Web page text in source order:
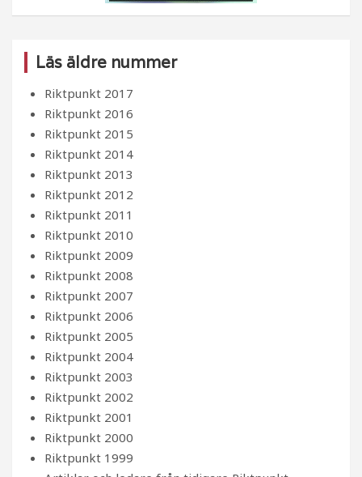
Läs äldre nummer
Riktpunkt 2017
Riktpunkt 2016
Riktpunkt 2015
Riktpunkt 2014
Riktpunkt 2013
Riktpunkt 2012
Riktpunkt 2011
Riktpunkt 2010
Riktpunkt 2009
Riktpunkt 2008
Riktpunkt 2007
Riktpunkt 2006
Riktpunkt 2005
Riktpunkt 2004
Riktpunkt 2003
Riktpunkt 2002
Riktpunkt 2001
Riktpunkt 2000
Riktpunkt 1999